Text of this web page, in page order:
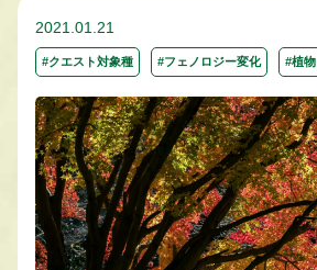
2021.01.21
#クエスト対象種 #フェノロジー変化 #植物